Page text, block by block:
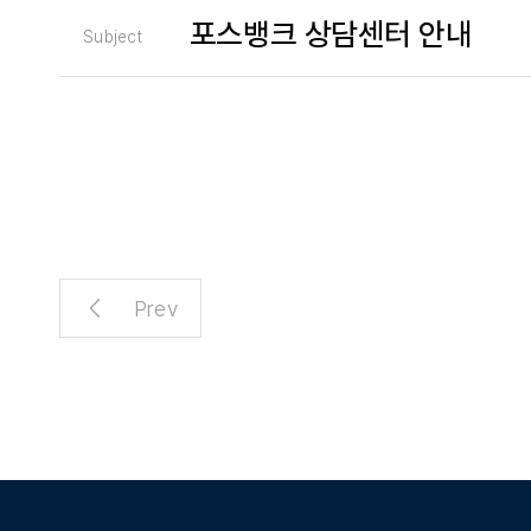
Subject 포스뱅크 상담센터 안내
Prev